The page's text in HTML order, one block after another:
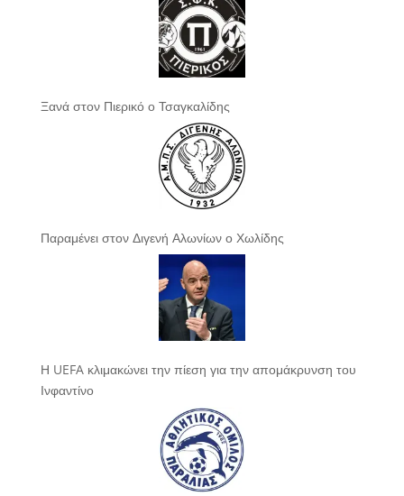
Ξανά στον Πιερικό ο Τσαγκαλίδης
Παραμένει στον Διγενή Αλωνίων ο Χωλίδης
Η UEFA κλιμακώνει την πίεση για την απομάκρυνση του
Ινφαντίνο